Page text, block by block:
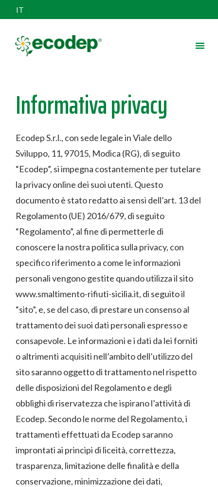
IT
Informativa privacy
Ecodep S.r.l., con sede legale in Viale dello
Sviluppo, 11, 97015, Modica (RG), di seguito
“Ecodep”, si impegna costantemente per tutelare
la privacy online dei suoi utenti. Questo
documento è stato redatto ai sensi dell’art. 13 del
Regolamento (UE) 2016/679, di seguito
“Regolamento”, al fine di permetterle di
conoscere la nostra politica sulla privacy, con
specifico riferimento a come le informazioni
personali vengono gestite quando utilizza il sito
www.smaltimento-rifiuti-sicilia.it, di seguito il
“sito”, e, se del caso, di prestare un consenso al
trattamento dei suoi dati personali espresso e
consapevole. Le informazioni e i dati da lei forniti
o altrimenti acquisiti nell’ambito dell’utilizzo del
sito saranno oggetto di trattamento nel rispetto
delle disposizioni del Regolamento e degli
obblighi di riservatezza che ispirano l’attività di
Ecodep. Secondo le norme del Regolamento, i
trattamenti effettuati da Ecodep saranno
improntati ai principi di liceità, correttezza,
trasparenza, limitazione delle finalità e della
conservazione, minimizzazione dei dati,